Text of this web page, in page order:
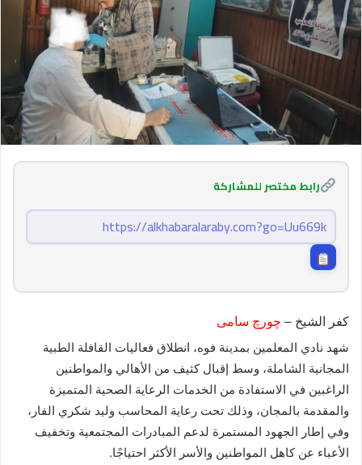
رابط مختصر للمشاركة
كفر الشيخ – چورچ سامى
​شهد نادي المعلمين بمدينة فوه، انطلاق فعاليات القافلة الطبية
المجانية الشاملة، وسط إقبال كثيف من الأهالي والمواطنين
الراغبين في الاستفادة من الخدمات الرعاية الصحية المتميزة
والمقدمة بالمجان، وذلك تحت رعاية المحاسب وليد شكري الفار،
وفي إطار الجهود المستمرة لدعم المبادرات المجتمعية وتخفيف
الأعباء عن كاهل المواطنين والأسر الأكثر احتياجًا.